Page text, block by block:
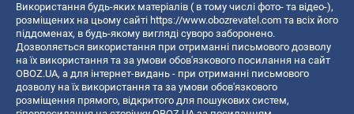
Використання будь-яких матеріалів ( в тому числі фото- та відео-),
розміщених на цьому сайті https://www.obozrevatel.com та всіх його
піддоменах, в будь-якому вигляді суворо заборонено.
Дозволяється використання при отриманні письмового дозволу
на їх використання та за умови обов'язкового посилання на сайт
OBOZ.UA, а для інтернет-видань - при отриманні письмового
дозволу на їх використання та за умови обов'язкового
розміщення прямого, відкритого для пошукових систем,